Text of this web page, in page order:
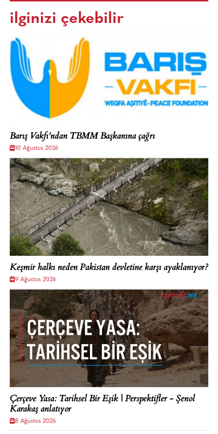
ilginizi çekebilir
Barış Vakfı’ndan TBMM Başkanına çağrı
10 Ağustos 2026
Keşmir halkı neden Pakistan devletine karşı ayaklanıyor?
9 Ağustos 2026
Çerçeve Yasa: Tarihsel Bir Eşik | Perspektifler - Şenol
Karakaş anlatıyor
8 Ağustos 2026